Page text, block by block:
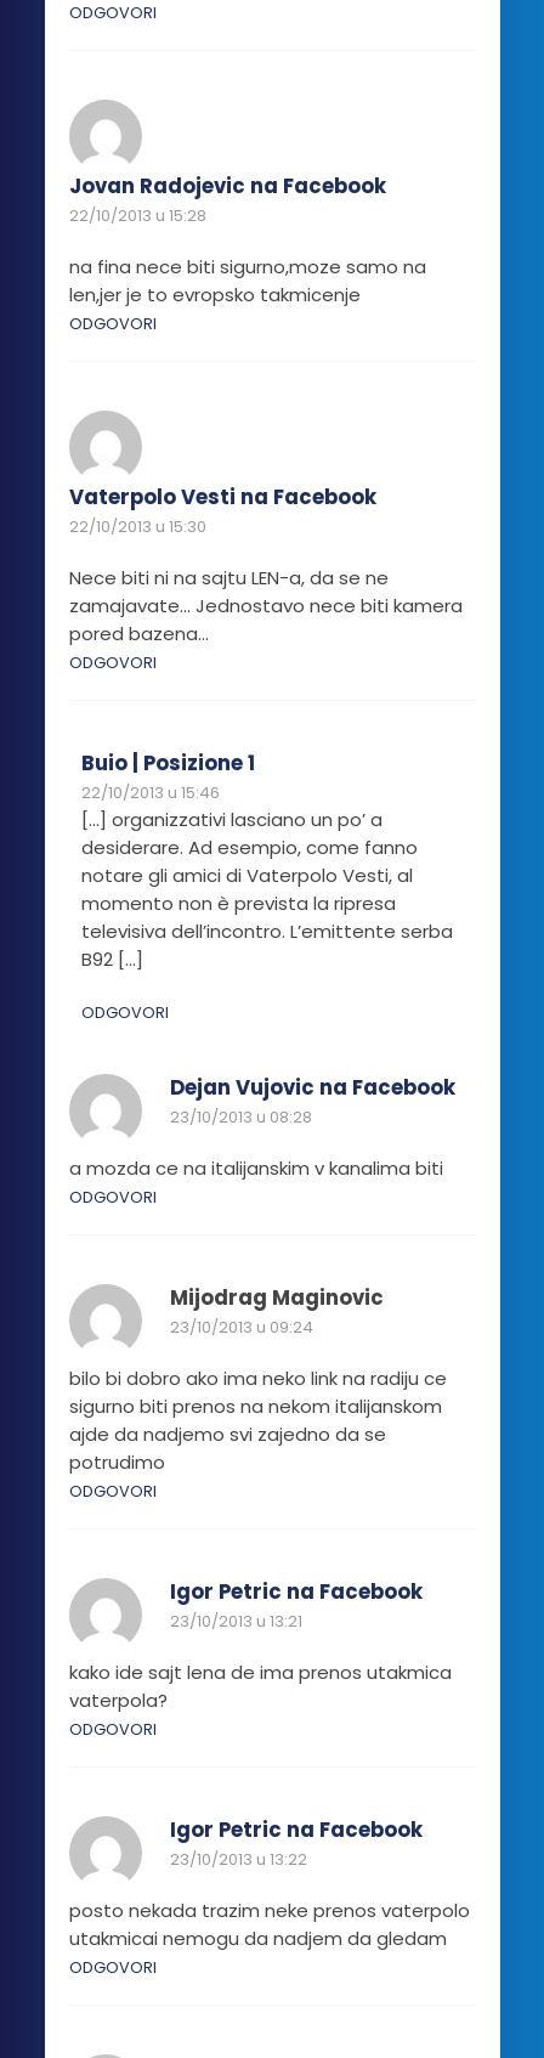
ODGOVORI
Jovan Radojevic na Facebook
22/10/2013 u 15:28
na fina nece biti sigurno,moze samo na
len,jer je to evropsko takmicenje
ODGOVORI
Vaterpolo Vesti na Facebook
22/10/2013 u 15:30
Nece biti ni na sajtu LEN-a, da se ne
zamajavate… Jednostavo nece biti kamera
pored bazena…
ODGOVORI
Buio | Posizione 1
22/10/2013 u 15:46
[…] organizzativi lasciano un po’ a
desiderare. Ad esempio, come fanno
notare gli amici di Vaterpolo Vesti, al
momento non è prevista la ripresa
televisiva dell’incontro. L’emittente serba
B92 […]
ODGOVORI
Dejan Vujovic na Facebook
23/10/2013 u 08:28
a mozda ce na italijanskim v kanalima biti
ODGOVORI
Mijodrag Maginovic
23/10/2013 u 09:24
bilo bi dobro ako ima neko link na radiju ce
sigurno biti prenos na nekom italijanskom
ajde da nadjemo svi zajedno da se
potrudimo
ODGOVORI
Igor Petric na Facebook
23/10/2013 u 13:21
kako ide sajt lena de ima prenos utakmica
vaterpola?
ODGOVORI
Igor Petric na Facebook
23/10/2013 u 13:22
posto nekada trazim neke prenos vaterpolo
utakmicai nemogu da nadjem da gledam
ODGOVORI